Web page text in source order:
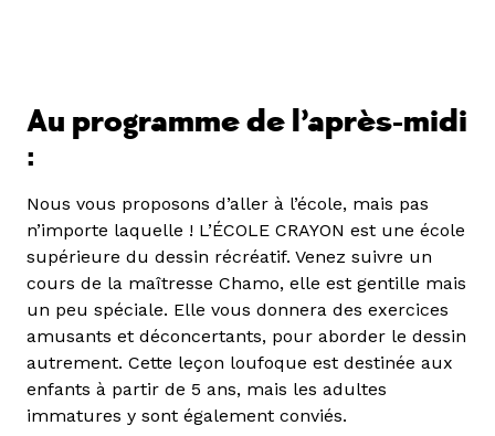
Au programme de l’après-midi
:
Nous vous proposons d’aller à l’école, mais pas
n’importe laquelle ! L’ÉCOLE CRAYON est une école
supérieure du dessin récréatif. Venez suivre un
cours de la maîtresse Chamo, elle est gentille mais
un peu spéciale. Elle vous donnera des exercices
amusants et déconcertants, pour aborder le dessin
autrement. Cette leçon loufoque est destinée aux
enfants à partir de 5 ans, mais les adultes
immatures y sont également conviés.